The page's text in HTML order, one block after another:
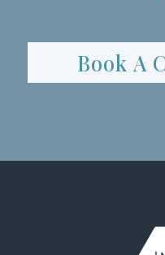
Book A